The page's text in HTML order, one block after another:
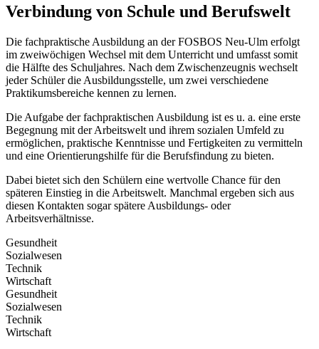
Verbindung von Schule und Berufswelt
Die fachpraktische Ausbildung an der FOSBOS Neu-Ulm erfolgt
im zweiwöchigen Wechsel mit dem Unterricht und umfasst somit
die Hälfte des Schuljahres. Nach dem Zwischenzeugnis wechselt
jeder Schüler die Ausbildungsstelle, um zwei verschiedene
Praktikumsbereiche kennen zu lernen.
Die Aufgabe der fachpraktischen Ausbildung ist es u. a. eine erste
Begegnung mit der Arbeitswelt und ihrem sozialen Umfeld zu
ermöglichen, praktische Kenntnisse und Fertigkeiten zu vermitteln
und eine Orientierungshilfe für die Berufsfindung zu bieten.
Dabei bietet sich den Schülern eine wertvolle Chance für den
späteren Einstieg in die Arbeitswelt. Manchmal ergeben sich aus
diesen Kontakten sogar spätere Ausbildungs- oder
Arbeitsverhältnisse.
Gesundheit
Sozialwesen
Technik
Wirtschaft
Gesundheit
Sozialwesen
Technik
Wirtschaft